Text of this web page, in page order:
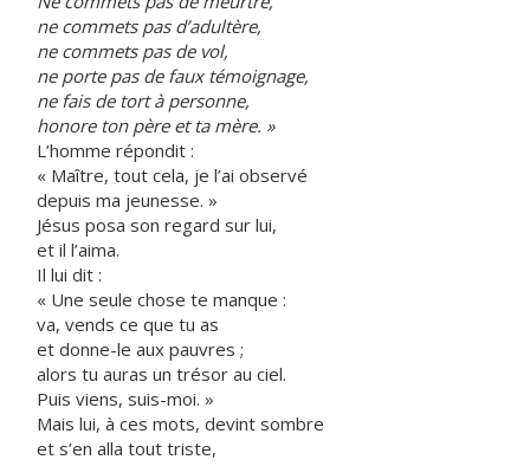
ne commets pas d’adultère,
ne commets pas de vol,
ne porte pas de faux témoignage,
ne fais de tort à personne,
honore ton père et ta mère. »
L’homme répondit :
« Maître, tout cela, je l’ai observé
depuis ma jeunesse. »
Jésus posa son regard sur lui,
et il l’aima.
Il lui dit :
« Une seule chose te manque :
va, vends ce que tu as
et donne-le aux pauvres ;
alors tu auras un trésor au ciel.
Puis viens, suis-moi. »
Mais lui, à ces mots, devint sombre
et s’en alla tout triste,